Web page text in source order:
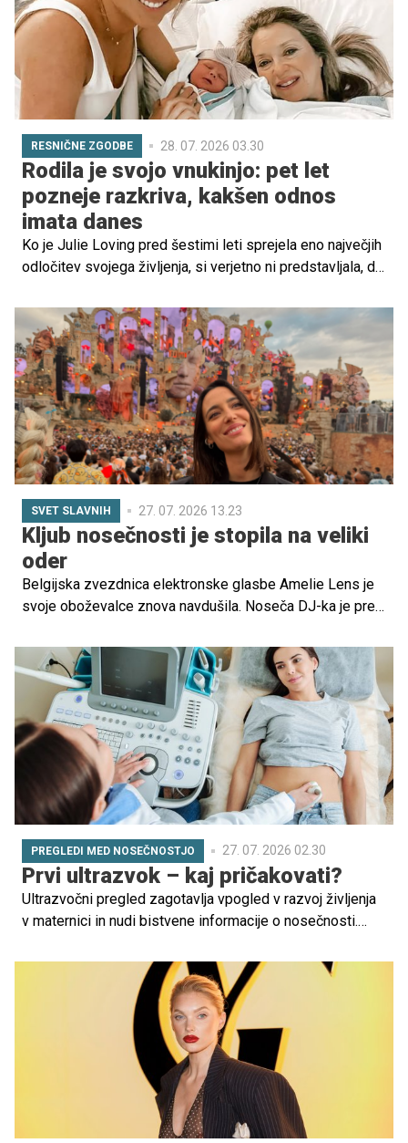
so na voljo za nosečnice.
RESNIČNE ZGODBE 28. 07. 2026 03.30
Rodila je svojo vnukinjo: pet let
pozneje razkriva, kakšen odnos
imata danes
Ko je Julie Loving pred šestimi leti sprejela eno največjih
odločitev svojega življenja, si verjetno ni predstavljala, da
SVET SLAVNIH 27. 07. 2026 13.23
Kljub nosečnosti je stopila na veliki
oder
Belgijska zvezdnica elektronske glasbe Amelie Lens je
svoje oboževalce znova navdušila. Noseča DJ-ka je pred
spektakularni šov AURA in sporočila, da se bo z
oboževalci srečala na odru Freedom Stage ob 22. uri.
PREGLEDI MED NOSEČNOSTJO 27. 07. 2026 02.30
Prvi ultrazvok – kaj pričakovati?
Ultrazvočni pregled zagotavlja vpogled v razvoj življenja
v maternici in nudi bistvene informacije o nosečnosti.
ultrazvokom, pa lahko pomaga ublažiti morebitne skrbi ali
dvome. Da vam bo čas do prvega pregleda hitreje minil,
smo za vas pripravili nekaj informativnih napotkov.